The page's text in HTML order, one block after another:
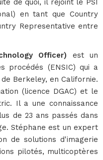
de quoi, il rejoint le PSI
en tant que Country
Representative entre
Officer) est un
procédés (ENSIC) qui a
Berkeley, en Californie.
(licence DGAC) et le
Il a une connaissance
de 23 ans passés dans
Stéphane est un expert
de solutions d'imagerie
pilotés, multicoptères